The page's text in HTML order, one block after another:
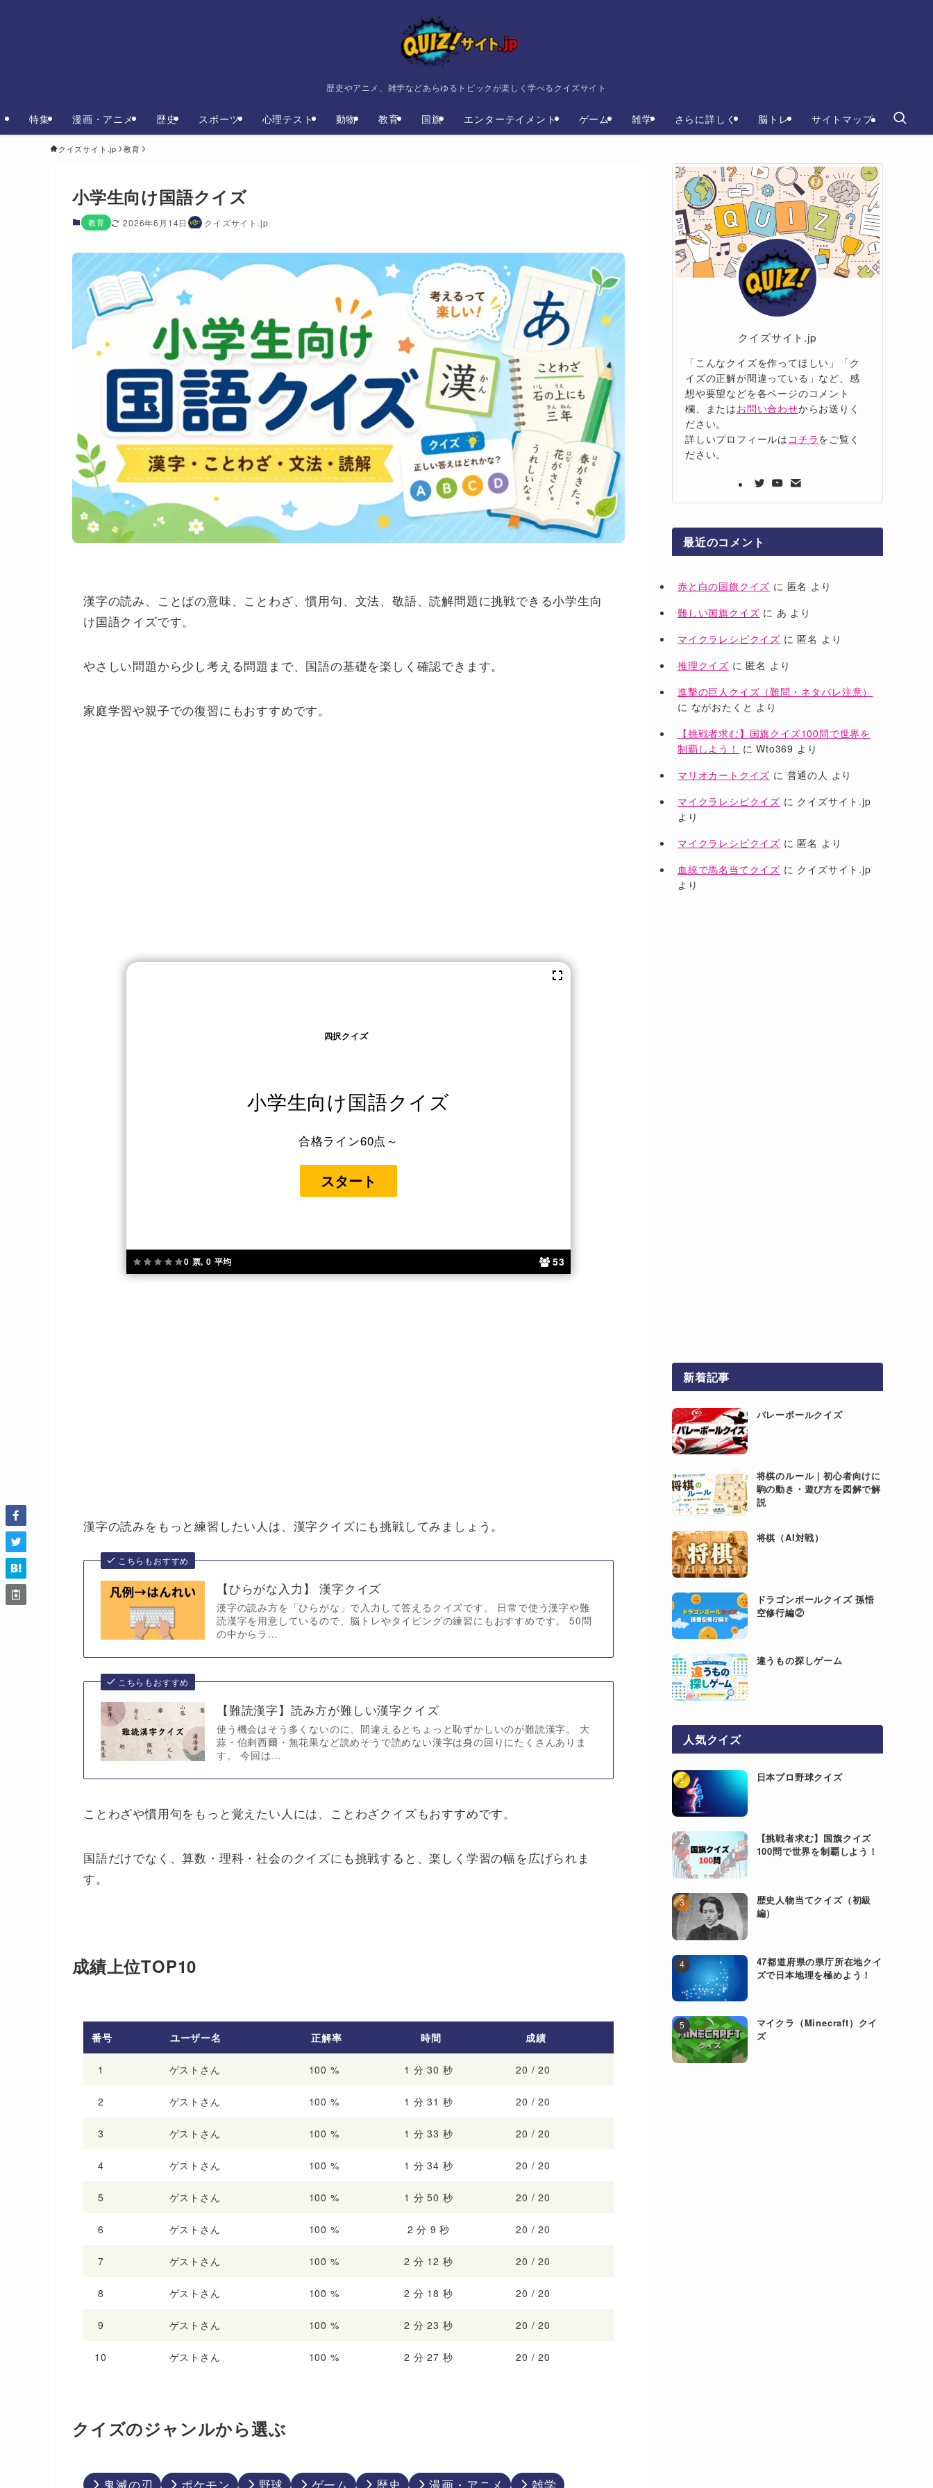
歴史やアニメ、雑学などあらゆるトピックが楽しく学べるクイズサイト
特集 漫画・アニメ 歴史 スポーツ 心理テスト 動物 教育 国旗 エンターテイメント ゲーム 雑学 さらに詳しく 脳トレ サイトマップ
クイズサイト.jp 教育
小学生向け国語クイズ
教育 2026年6月14日 クイズサイト.jp
漢字の読み、ことばの意味、ことわざ、慣用句、文法、敬語、読解問題に挑戦できる小学生向
け国語クイズです。
やさしい問題から少し考える問題まで、国語の基礎を楽しく確認できます。
家庭学習や親子での復習にもおすすめです。
0 票, 0 平均 53
四択クイズ
小学生向け国語クイズ
合格ライン60点～
漢字の読みをもっと練習したい人は、漢字クイズにも挑戦してみましょう。
こちらもおすすめ
【ひらがな入力】 漢字クイズ
漢字の読み方を「ひらがな」で入力して答えるクイズです。 日常で使う漢字や難
読漢字を用意しているので、脳トレやタイピングの練習にもおすすめです。 50問
の中からラ…
こちらもおすすめ
【難読漢字】読み方が難しい漢字クイズ
使う機会はそう多くないのに、間違えるとちょっと恥ずかしいのが難読漢字。 大
蒜・伯剌西爾・無花果など読めそうで読めない漢字は身の回りにたくさんありま
す。 今回は…
ことわざや慣用句をもっと覚えたい人には、ことわざクイズもおすすめです。
国語だけでなく、算数・理科・社会のクイズにも挑戦すると、楽しく学習の幅を広げられま
す。
成績上位TOP10
番号 ユーザー名 正解率 時間 成績
1 ゲストさん 100 % 1 分 30 秒 20 / 20
2 ゲストさん 100 % 1 分 31 秒 20 / 20
3 ゲストさん 100 % 1 分 33 秒 20 / 20
4 ゲストさん 100 % 1 分 34 秒 20 / 20
5 ゲストさん 100 % 1 分 50 秒 20 / 20
6 ゲストさん 100 % 2 分 9 秒 20 / 20
7 ゲストさん 100 % 2 分 12 秒 20 / 20
8 ゲストさん 100 % 2 分 18 秒 20 / 20
9 ゲストさん 100 % 2 分 23 秒 20 / 20
10 ゲストさん 100 % 2 分 27 秒 20 / 20
クイズのジャンルから選ぶ
鬼滅の刃 ポケモン 野球 ゲーム 歴史 漫画・アニメ 雑学
クイズサイト.jp
「こんなクイズを作ってほしい」「ク
イズの正解が間違っている」など、感
想や要望などを各ページのコメント
欄、またはお問い合わせからお送りく
ださい。
詳しいプロフィールは コチラをご覧く
ださい。
最近のコメント
赤と白の国旗クイズ に 匿名 より
難しい国旗クイズ に あ より
マイクラレシピクイズ に 匿名 より
推理クイズ に 匿名 より
進撃の巨人クイズ（難問・ネタバレ注意）
に ながおたくと より
【挑戦者求む】国旗クイズ100問で世界を
制覇しよう！
にWto369 より
マリオカートクイズ に 普通の人 より
マイクラレシピクイズ に クイズサイト.jp
より
マイクラレシピクイズ に 匿名 より
血統で馬名当てクイズ に クイズサイト.jp
より
新着記事
バレーボールクイズ
将棋のルール｜初心者向けに
駒の動き・遊び方を図解で解
説
将棋（AI対戦）
ドラゴンボールクイズ 孫悟
空修行編②
違うもの探しゲーム
人気クイズ
日本プロ野球クイズ
【挑戦者求む】国旗クイズ
100問で世界を制覇しよう！
歴史人物当てクイズ（初級
編）
47都道府県の県庁所在地クイ
ズで日本地理を極めよう！
マイクラ（Minecraft）クイ
ズ